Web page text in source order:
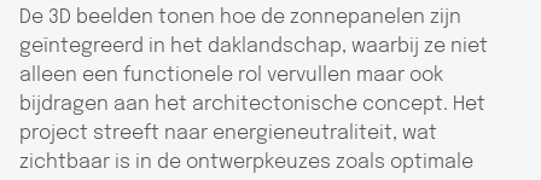
De 3D beelden tonen hoe de zonnepanelen zijn
geïntegreerd in het daklandschap, waarbij ze niet
alleen een functionele rol vervullen maar ook
bijdragen aan het architectonische concept. Het
project streeft naar energieneutraliteit, wat
zichtbaar is in de ontwerpkeuzes zoals optimale